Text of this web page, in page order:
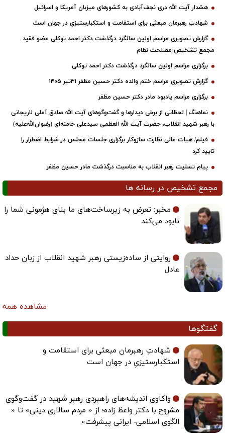
هشدار آیت الله دری نجف‌آبادی به کشورهای میزبان آمریکا و اسرائیل
شهادتِ رهبرمان مبعثی برای استقامت و استکبارستیزیِ در جهان است
گزارش تصویری مراسم اولین سالگرد درگذشت دکتر احمد توکلی عضو فقید
مجمع تشخیص مصلحت نظام
برگزاری مراسم اولین سالگرد درگذشت دکتر احمد توکلی
گزارش تصویری مراسم ختم والده دکتر حسین مظفر ۳۱تیر ۱۴۰۵
برگزاری مراسم یادبود مادر دکتر حسین مظفر
نماهنگ | لحظاتی از برخی دیدارها و گفت‌وگوهای آیت ‌الله صادق آملی لاریجانی
با رهبر شهید انقلاب، حضرت آیت‌ الله العظمی سیدعلی خامنه‌ای (رضوان‌الله‌علیه)
فیلم/ هیات عالی نظارت سازوکار برگزاری جلسات مجلس در شرایط اضطرار را
تایید کرد
پیام تسلیت رهبر انقلاب به مناسبت درگذشت مادر حسین مظفر
مجمع تشخیص در رسانه ها
مخبر: تعرض به زیرساخت‌های ما بنای هژمونی شما را
نابود می‌کند
روایتی از ساده‌زیستی رهبر شهید انقلاب از زبان حداد
عادل
مشاهده همه
گفتگوها
شهادتِ رهبرمان مبعثی برای استقامت و
استکبارستیزیِ در جهان است
واکاوی اندیشه‌های راهبردی رهبر شهید در گفت‌وگوی
مشروح با دکتر واعظ زاده؛ از « مردم سالاری دینی» تا «
الگوی اسلامی- ایرانی پیشرفت»